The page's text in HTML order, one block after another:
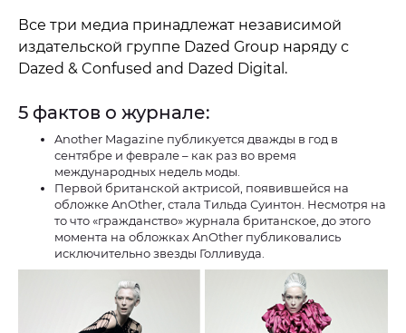
Все три медиа принадлежат независимой
издательской группе Dazed Group наряду с
Dazed & Confused and Dazed Digital.
5 фактов о журнале:
Another Magazine публикуется дважды в год в
сентябре и феврале – как раз во время
международных недель моды.
Первой британской актрисой, появившейся на
обложке AnOther, стала Тильда Суинтон. Несмотря на
то что «гражданство» журнала британское, до этого
момента на обложках AnOther публиковались
исключительно звезды Голливуда.